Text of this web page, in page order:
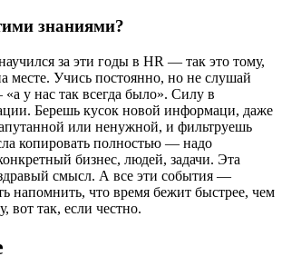
знаниями?
за эти годы в HR — так это тому,
месте. Учись постоянно, но не слушай
у нас так всегда было». Силу в
Берешь кусок новой информаци, даже
или ненужной, и фильтруешь
копировать полностью — надо
бизнес, людей, задачи. Эта
смысл. А все эти события —
напомнить, что время бежит быстрее, чем
вот так, если честно.